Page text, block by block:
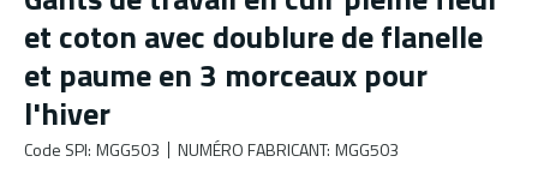
et coton avec doublure de flanelle
et paume en 3 morceaux pour
l'hiver
Code SPI: MGG503 NUMÉRO FABRICANT: MGG503